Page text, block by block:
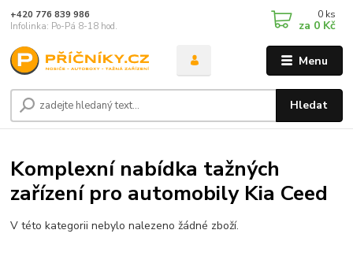
Menu
Hledat
+420 776 839 986
Infolinka: Po-Pá 8-18 hod.
0 ks
za 0 Kč
Komplexní nabídka tažných
zařízení pro automobily Kia Ceed
V této kategorii nebylo nalezeno žádné zboží.